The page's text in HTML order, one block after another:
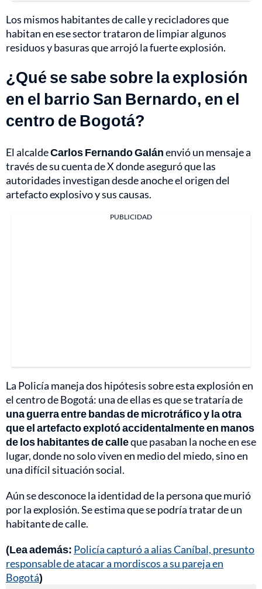
Los mismos habitantes de calle y recicladores que
habitan en ese sector trataron de limpiar algunos
residuos y basuras que arrojó la fuerte explosión.
¿Qué se sabe sobre la explosión
en el barrio San Bernardo, en el
centro de Bogotá?
El alcaldeCarlos Fernando Galánenvió un mensaje a
través de su cuenta de X donde aseguró que las
autoridades investigan desde anoche el origen del
artefacto explosivo y sus causas.
PUBLICIDAD
La Policía maneja dos hipótesis sobre esta explosión en
el centro de Bogotá: una de ellas es que se trataría de
una guerra entre bandas de microtráfico y la otra
que el artefacto explotó accidentalmente en manos
de los habitantes de calleque pasaban la noche en ese
lugar, donde no solo viven en medio del miedo, sino en
una difícil situación social.
Aún se desconoce la identidad de la persona que murió
por la explosión. Se estima que se podría tratar de un
habitante de calle.
(Lea además: Policía capturó a alias Caníbal, presunto
responsable de atacar a mordiscos a su pareja en
Bogotá)